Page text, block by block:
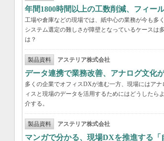
年間1800時間以上の工数削減、フィー
工場や倉庫などの現場では、紙中心の業務が今も多
システム選定の難しさが障壁となっているケースは
は？
製品資料 アステリア株式会社
データ連携で業務改善、アナログ文化
多くの企業でオフィスDXが進む一方、現場にはア
ィスと現場のデータを活用するためにはどうしたら
介する。
製品資料 アステリア株式会社
マンガで分かる、現場DXを推進する